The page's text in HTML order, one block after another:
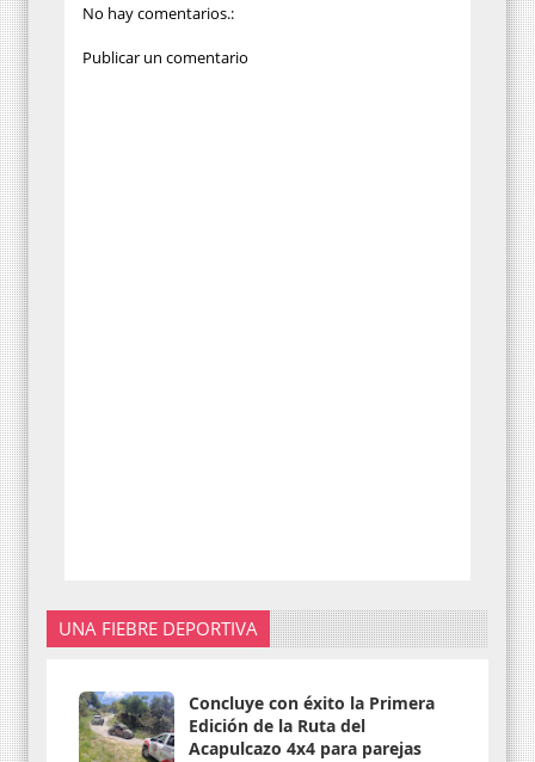
No hay comentarios.:
Publicar un comentario
UNA FIEBRE DEPORTIVA
Concluye con éxito la Primera
Edición de la Ruta del
Acapulcazo 4x4 para parejas